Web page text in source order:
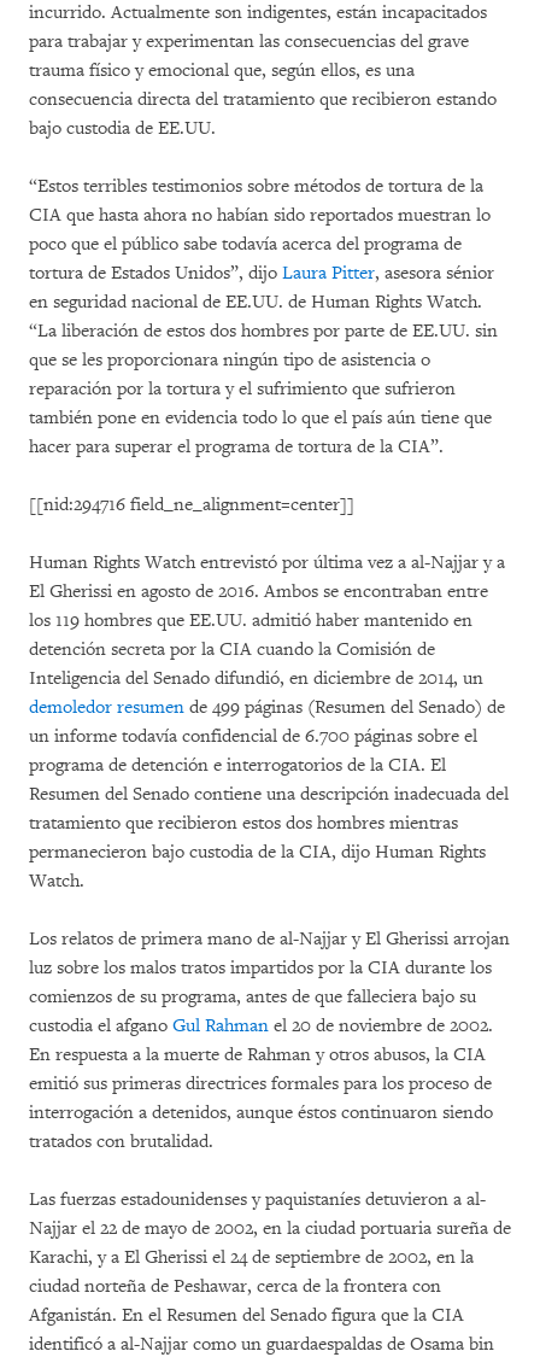
incurrido. Actualmente son indigentes, están incapacitados
para trabajar y experimentan las consecuencias del grave
trauma físico y emocional que, según ellos, es una
consecuencia directa del tratamiento que recibieron estando
bajo custodia de EE.UU.
“Estos terribles testimonios sobre métodos de tortura de la
CIA que hasta ahora no habían sido reportados muestran lo
poco que el público sabe todavía acerca del programa de
tortura de Estados Unidos”, dijo Laura Pitter, asesora sénior
en seguridad nacional de EE.UU. de Human Rights Watch.
“La liberación de estos dos hombres por parte de EE.UU. sin
que se les proporcionara ningún tipo de asistencia o
reparación por la tortura y el sufrimiento que sufrieron
también pone en evidencia todo lo que el país aún tiene que
hacer para superar el programa de tortura de la CIA”.
[[nid:294716 field_ne_alignment=center]]
Human Rights Watch entrevistó por última vez a al-Najjar y a
El Gherissi en agosto de 2016. Ambos se encontraban entre
los 119 hombres que EE.UU. admitió haber mantenido en
detención secreta por la CIA cuando la Comisión de
Inteligencia del Senado difundió, en diciembre de 2014, un
demoledor resumen de 499 páginas (Resumen del Senado) de
un informe todavía confidencial de 6.700 páginas sobre el
programa de detención e interrogatorios de la CIA. El
Resumen del Senado contiene una descripción inadecuada del
tratamiento que recibieron estos dos hombres mientras
permanecieron bajo custodia de la CIA, dijo Human Rights
Watch.
Los relatos de primera mano de al-Najjar y El Gherissi arrojan
luz sobre los malos tratos impartidos por la CIA durante los
comienzos de su programa, antes de que falleciera bajo su
custodia el afgano Gul Rahman el 20 de noviembre de 2002.
En respuesta a la muerte de Rahman y otros abusos, la CIA
emitió sus primeras directrices formales para los proceso de
interrogación a detenidos, aunque éstos continuaron siendo
tratados con brutalidad.
Las fuerzas estadounidenses y paquistaníes detuvieron a al-
Najjar el 22 de mayo de 2002, en la ciudad portuaria sureña de
Karachi, y a El Gherissi el 24 de septiembre de 2002, en la
ciudad norteña de Peshawar, cerca de la frontera con
Afganistán. En el Resumen del Senado figura que la CIA
identificó a al-Najjar como un guardaespaldas de Osama bin